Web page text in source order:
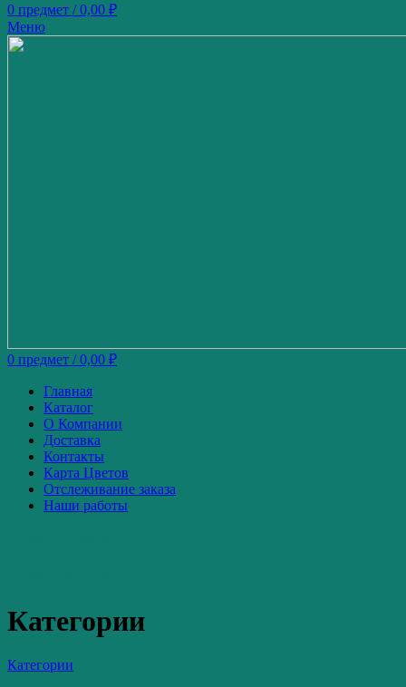
0 предмет / 0,00 ₽
Меню
0 предмет / 0,00 ₽
Главная
Каталог
О Компании
Доставка
Контакты
Карта Цветов
Отслеживание заказа
Наши работы
Категории
Категории